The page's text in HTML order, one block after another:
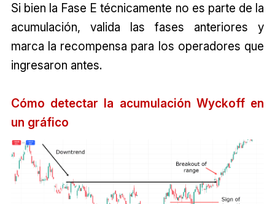
Si bien la Fase E técnicamente no es parte de la
acumulación, valida las fases anteriores y
marca la recompensa para los operadores que
ingresaron antes.
Cómo detectar la acumulación Wyckoff en
un gráfico